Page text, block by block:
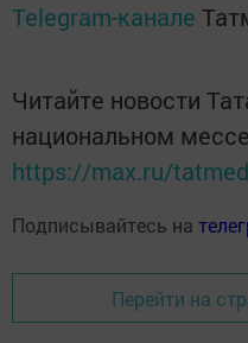
Telegram-канале
Читайте новости
национальном
https://max.ru/
Подписывайтесь на
Перейти на